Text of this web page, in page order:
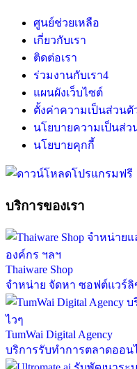
ศูนย์ช่วยเหลือ
เกี่ยวกับเรา
ติดต่อเรา
ร่วมงานกับเรา4
แผนผังเว็บไซต์
ตั้งค่าความเป็นส่วนตั
นโยบายความเป็นส่ว
นโยบายคุกกี้
บริการของเรา
Thaiware Shop
จำหน่าย จัดหา ซอฟต์แวร์
TumWai Digital Agency
บริการรับทำการตลาดออน